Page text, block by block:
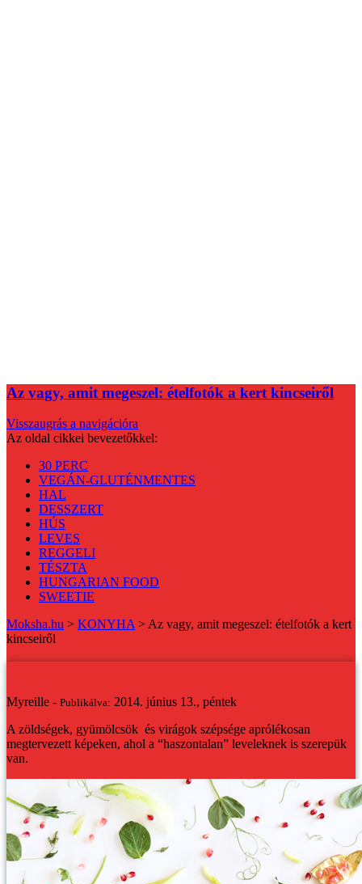
Az vagy, amit megeszel: ételfotók a kert kincseiről
Visszaugrás a navigációra
Az oldal cikkei bevezetőkkel:
30 PERC
VEGÁN-GLUTÉNMENTES
HAL
DESSZERT
HÚS
LEVES
REGGELI
TÉSZTA
HUNGARIAN FOOD
SWEETIE
Moksha.hu > KONYHA>Az vagy, amit megeszel: ételfotók a kert
kincseiről
Myreille - Publikálva: 2014. június 13., péntek
A zöldségek, gyümölcsök és virágok szépsége aprólékosan
megtervezett képeken, ahol a “haszontalan” leveleknek is szerepük
van.